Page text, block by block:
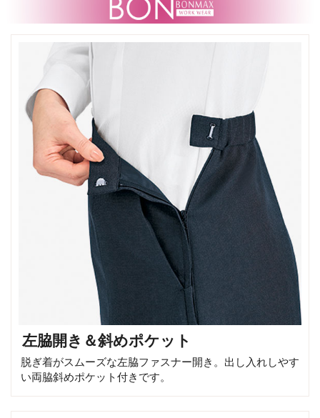
左脇開き＆斜めポケット
脱ぎ着がスムーズな左脇ファスナー開き。出し入れしやす
い両脇斜めポケット付きです。